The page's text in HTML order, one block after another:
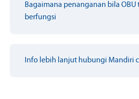
Bagaimana penanganan bila OBU
berfungsi
Info lebih lanjut hubungi Mandiri